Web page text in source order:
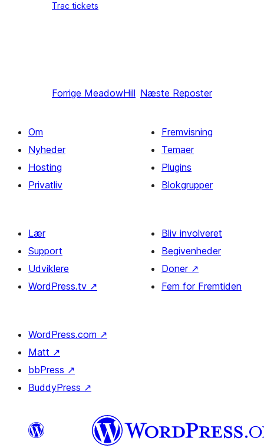
Trac tickets
Forrige MeadowHill Næste Reposter
Om
Nyheder
Hosting
Privatliv
Fremvisning
Temaer
Plugins
Blokgrupper
Lær
Support
Udviklere
WordPress.tv ↗
Bliv involveret
Begivenheder
Doner ↗
Fem for Fremtiden
WordPress.com ↗
Matt ↗
bbPress ↗
BuddyPress ↗